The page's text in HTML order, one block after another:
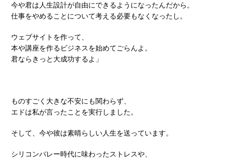
今や君は人生設計が自由にできるようになったんだから。
仕事をやめることについて考える必要もなくなったし。
ウェブサイトを作って、
本や講座を作るビジネスを始めてごらんよ。
君ならきっと大成功するよ」
ものすごく大きな不安にも関わらず、
エドは私が言ったことを実行しました。
そして、今や彼は素晴らしい人生を送っています。
シリコンバレー時代に味わったストレスや、